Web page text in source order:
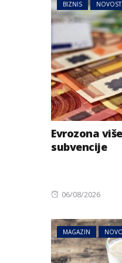
BIZNIS NOVOSTI
Evrozona
subvencije
Posted
06/08/2026
MAGAZIN